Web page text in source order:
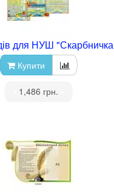
для НУШ
Купити
1,486 грн.